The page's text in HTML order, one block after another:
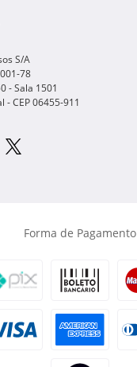
S/A
78
- Sala 1501
- CEP06455-911
Forma de Pagamento